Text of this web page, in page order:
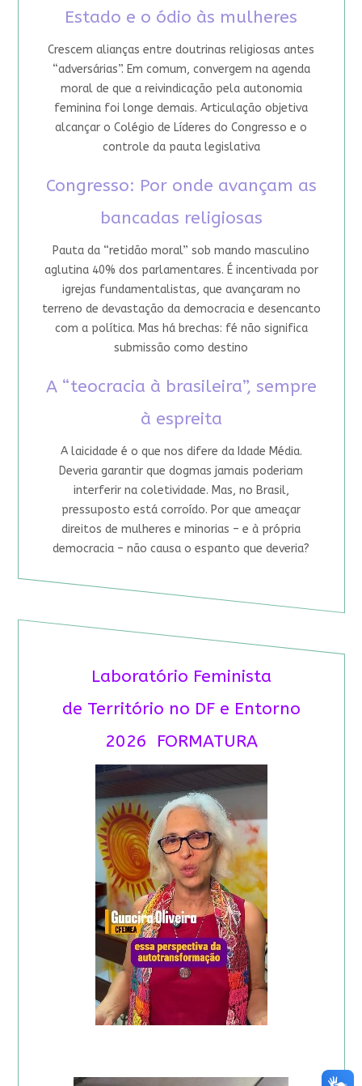
Estado e o ódio às mulheres
Crescem alianças entre doutrinas religiosas antes
“adversárias”. Em comum, convergem na agenda
moral de que a reivindicação pela autonomia
feminina foi longe demais. Articulação objetiva
alcançar o Colégio de Líderes do Congresso e o
controle da pauta legislativa
Congresso: Por onde avançam as
bancadas religiosas
Pauta da “retidão moral” sob mando masculino
aglutina 40% dos parlamentares. É incentivada por
igrejas fundamentalistas, que avançaram no
terreno de devastação da democracia e desencanto
com a política. Mas há brechas: fé não significa
submissão como destino
A “teocracia à brasileira”, sempre
à espreita
A laicidade é o que nos difere da Idade Média.
Deveria garantir que dogmas jamais poderiam
interferir na coletividade. Mas, no Brasil,
pressuposto está corroído. Por que ameaçar
direitos de mulheres e minorias – e à própria
democracia – não causa o espanto que deveria?
Laboratório Feminista
de Território no DF e Entorno
2026 FORMATURA